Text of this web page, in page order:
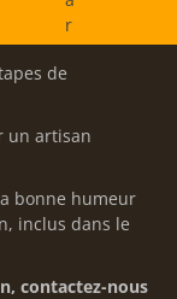
de réaliser
de
un artisan
bonne humeur
inclus dans le
contactez-nous
r